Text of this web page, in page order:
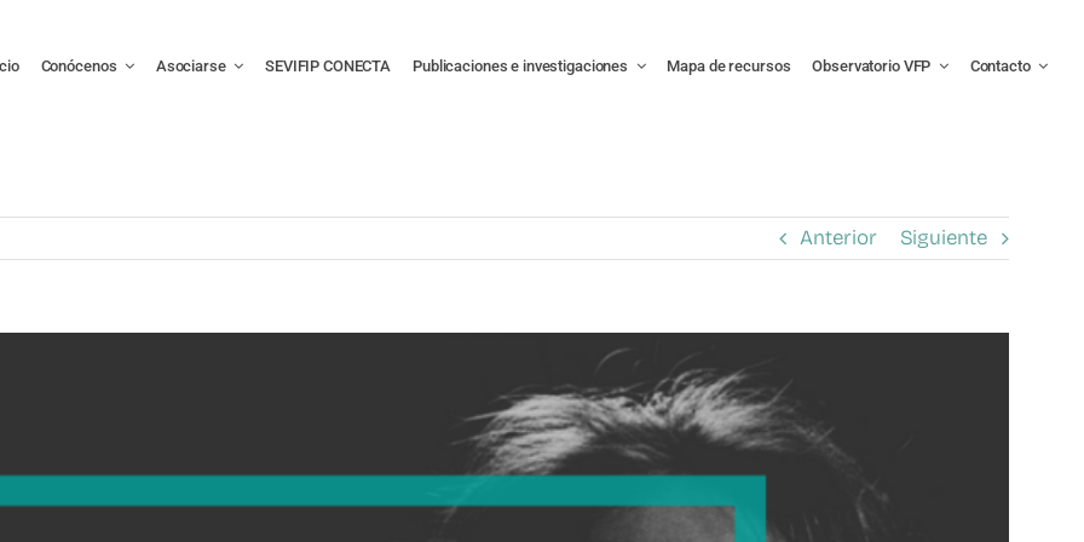
Conócenos Asociarse SEVIFIP CONECTA Publicaciones e investigaciones Mapa de recursos Observatorio VFP Contacto
Anterior Siguiente